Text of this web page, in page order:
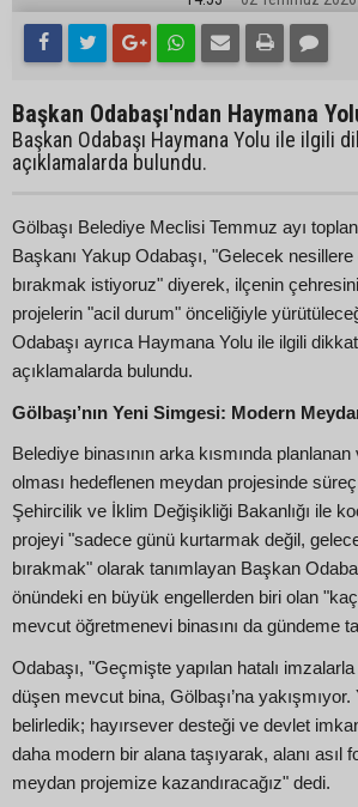
Başkan Odabaşı'ndan Haymana
Başkan Odabaşı Haymana Yolu ile ilgili
açıklamalarda bulundu.
Gölbaşı Belediye Meclisi Temmuz ayı
Başkanı Yakup Odabaşı, "Gelecek
bırakmak istiyoruz" diyerek, ilçenin
projelerin "acil durum" önceliğiyle
Odabaşı ayrıca Haymana Yolu ile ilgili
açıklamalarda bulundu.
Gölbaşı’nın Yeni Simgesi: Modern
Belediye binasının arka kısmında
olması hedeflenen meydan projesinde
Şehircilik ve İklim Değişikliği Bakanlığı ile
projeyi "sadece günü kurtarmak değil,
bırakmak" olarak tanımlayan Başkan
önündeki en büyük engellerden biri olan
mevcut öğretmenevi binasını da gündeme
Odabaşı, "Geçmişte yapılan hatalı
düşen mevcut bina, Gölbaşı’na
belirledik; hayırsever desteği ve devlet
daha modern bir alana taşıyarak, alanı asıl
meydan projemize kazandıracağız" dedi.